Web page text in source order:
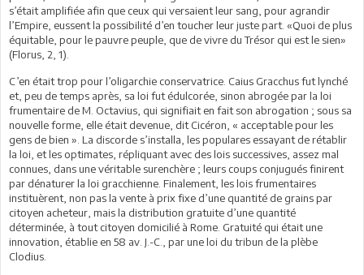
s’était amplifiée afin que ceux qui versaient leur sang, pour agrandir
l’Empire, eussent la possibilité d’en toucher leur juste part. «Quoi de plus
équitable, pour le pauvre peuple, que de vivre du Trésor qui est le sien»
(Florus, 2, 1).
C’en était trop pour l’oligarchie conservatrice. Caius Gracchus fut lynché
et, peu de temps après, sa loi fut édulcorée, sinon abrogée par la loi
frumentaire de M. Octavius, qui signifiait en fait son abrogation ; sous sa
nouvelle forme, elle était devenue, dit Cicéron, « acceptable pour les
gens de bien ». La discorde s’installa, les populares essayant de rétablir
la loi, et les optimates, répliquant avec des lois successives, assez mal
connues, dans une véritable surenchère ; leurs coups conjugués finirent
par dénaturer la loi gracchienne. Finalement, les lois frumentaires
instituèrent, non pas la vente à prix fixe d’une quantité de grains par
citoyen acheteur, mais la distribution gratuite d’une quantité
déterminée, à tout citoyen domicilié à Rome. Gratuité qui était une
innovation, établie en 58 av. J.-C., par une loi du tribun de la plèbe
Clodius.